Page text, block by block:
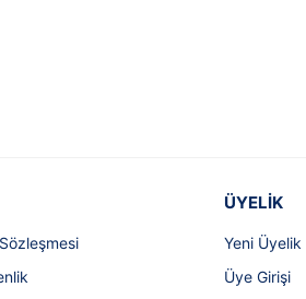
ÜYELİK
Yeni Üyelik
Üye Girişi